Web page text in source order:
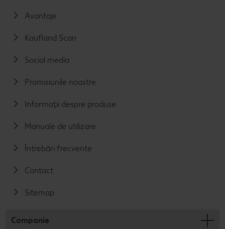
Avantaje
Kaufland Scan
Social media
Promisiunile noastre
Informații despre produse
Manuale de utilizare
Întrebări frecvente
Contact
Sitemap
Companie